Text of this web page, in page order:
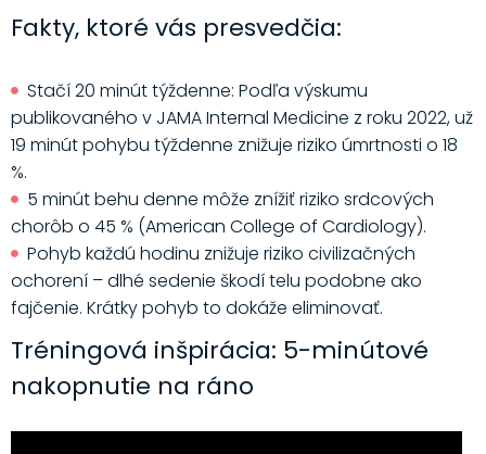
Fakty, ktoré vás presvedčia:
Stačí 20 minút týždenne: Podľa výskumu
publikovaného v JAMA Internal Medicine z roku 2022, už
19 minút pohybu týždenne znižuje riziko úmrtnosti o 18
%.
5 minút behu denne môže znížiť riziko srdcových
chorôb o 45 % (American College of Cardiology).
Pohyb každú hodinu znižuje riziko civilizačných
ochorení – dlhé sedenie škodí telu podobne ako
fajčenie. Krátky pohyb to dokáže eliminovať.
Tréningová inšpirácia: 5-minútové
nakopnutie na ráno